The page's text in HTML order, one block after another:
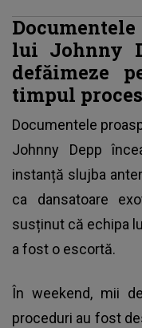
lui Johnny
defăimeze
timpul
Documentele
Johnny Depp
instanță slujba
ca dansatoare
susținut că echipa
a fost o escortă.
În weekend, mii
proceduri au fost